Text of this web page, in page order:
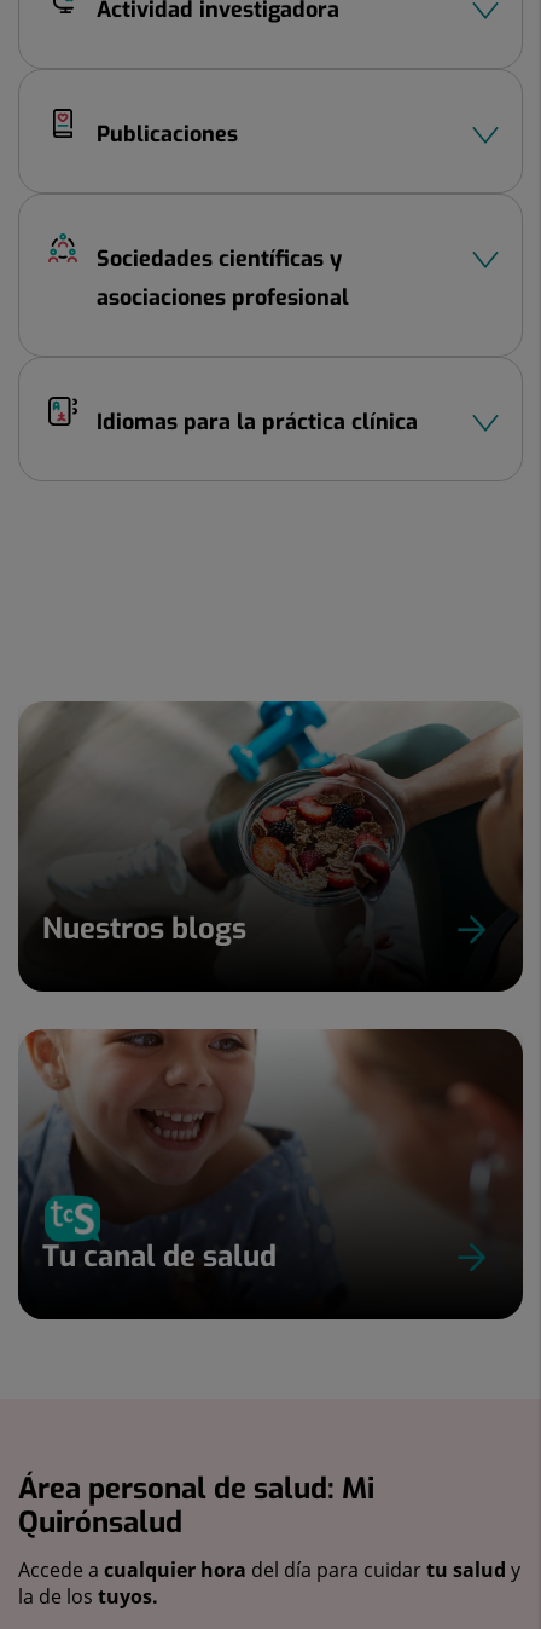
Actividad investigadora
Publicaciones
Sociedades científicas y
asociaciones profesional
Idiomas para la práctica clínica
Nuestros blogs
Tu canal de salud
Área personal de salud: Mi
Quirónsalud
Accede a cualquier hora del día para cuidartu salud y
la de los tuyos.